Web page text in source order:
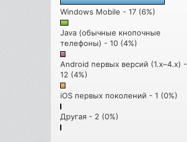
Windows Mobile - 17 (6%)
Java (обычные кнопочные
телефоны) - 10 (4%)
Android первых версий (1.x–4.x) -
12 (4%)
iOS первых поколений - 1 (0%)
Другая - 2 (0%)